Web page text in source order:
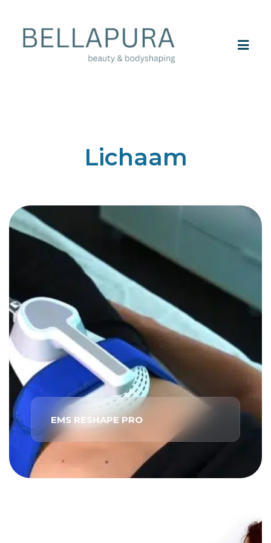
Lichaam
EMS RESHAPE PRO